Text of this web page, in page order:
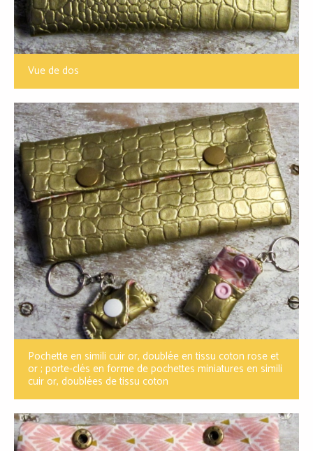
Vue de dos
Pochette en simili cuir or, doublée en tissu coton rose et
or ; porte-clés en forme de pochettes miniatures en simili
cuir or, doublées de tissu coton